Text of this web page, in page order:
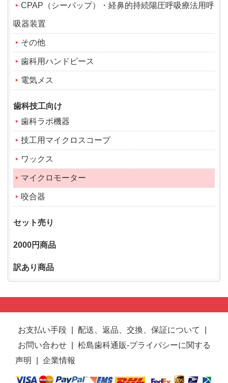
CPAP（シーパップ）・経鼻的持続陽圧呼吸療法用呼
吸器装置
その他
歯科用ハンドピース
電気メス
歯科技工向け
歯科ラボ機器
技工用マイクロスコープ
ワックス
マイクロモーター
咬合器
セット売り
2000円商品
訳あり商品
お支払い手段 配送、返品、交換、保証について
お問い合わせ
松島歯科通販-プライバシーに関する
声明
企業情報